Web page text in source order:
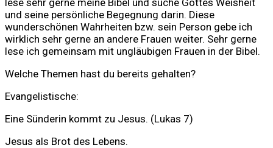
und seine persönliche Begegnung darin. Diese
wunderschönen Wahrheiten bzw. sein Person gebe ich
wirklich sehr gerne an andere Frauen weiter. Sehr gerne
lese ich gemeinsam mit ungläubigen Frauen in der Bibel.
Welche Themen hast du bereits gehalten?
Evangelistische:
Eine Sünderin kommt zu Jesus. (Lukas 7)
Jesus als Brot des Lebens.